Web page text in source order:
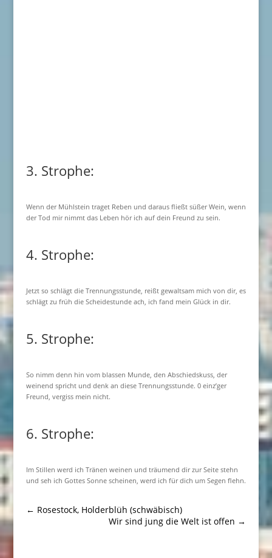
3. Strophe:
Wenn der Mühlstein traget Reben und daraus fließt süßer Wein, wenn
der Tod mir nimmt das Leben hör ich auf dein Freund zu sein.
4. Strophe:
Jetzt so schlägt die Trennungsstunde, reißt gewaltsam mich von dir, es
schlägt zu früh die Scheidestunde ach, ich fand mein Glück in dir.
5. Strophe:
So nimm denn hin vom blassen Munde, den Abschiedskuss, der
weinend spricht und denk an diese Trennungsstunde. 0 einz’ger
Freund, vergiss mein nicht.
6. Strophe:
Im Stillen werd ich Tränen weinen und träumend dir zur Seite stehn
und seh ich Gottes Sonne scheinen, werd ich für dich um Segen flehn.
← Rosestock, Holderblüh (schwäbisch)
Wir sind jung die Welt ist offen →